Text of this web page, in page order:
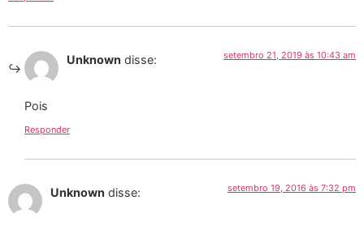
Unknown disse: setembro 21, 2019 às 10:43 am
Pois
Responder
Unknown disse: setembro 19, 2016 às 7:32 pm